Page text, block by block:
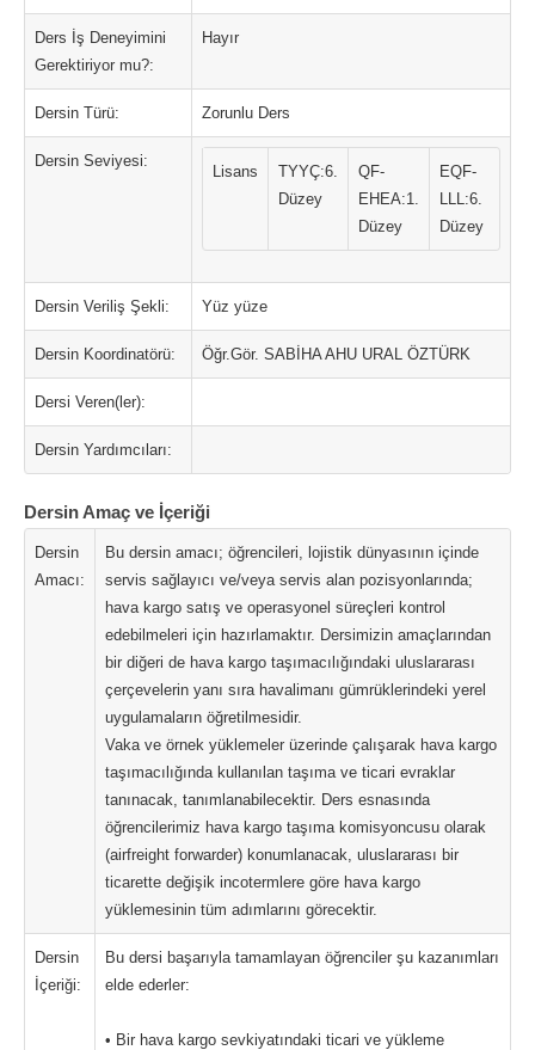
Ders İş Deneyimini
Gerektiriyor mu?:
Hayır
Dersin Türü: Zorunlu Ders
Dersin Seviyesi:
Lisans
TYYÇ:6.
Düzey
QF-
EHEA:1.
Düzey
EQF-
LLL:6.
Düzey
Dersin Veriliş Şekli: Yüz yüze
Dersin Koordinatörü: Öğr.Gör. SABİHA AHU URAL ÖZTÜRK
Dersi Veren(ler):
Dersin Yardımcıları:
Dersin Amaç ve İçeriği
Dersin
Amacı:
Bu dersin amacı; öğrencileri, lojistik dünyasının içinde
servis sağlayıcı ve/veya servis alan pozisyonlarında;
hava kargo satış ve operasyonel süreçleri kontrol
edebilmeleri için hazırlamaktır. Dersimizin amaçlarından
bir diğeri de hava kargo taşımacılığındaki uluslararası
çerçevelerin yanı sıra havalimanı gümrüklerindeki yerel
uygulamaların öğretilmesidir.
Vaka ve örnek yüklemeler üzerinde çalışarak hava kargo
taşımacılığında kullanılan taşıma ve ticari evraklar
tanınacak, tanımlanabilecektir. Ders esnasında
öğrencilerimiz hava kargo taşıma komisyoncusu olarak
(airfreight forwarder) konumlanacak, uluslararası bir
ticarette değişik incotermlere göre hava kargo
yüklemesinin tüm adımlarını görecektir.
Dersin
İçeriği:
Bu dersi başarıyla tamamlayan öğrenciler şu kazanımları
elde ederler:
• Bir hava kargo sevkiyatındaki ticari ve yükleme